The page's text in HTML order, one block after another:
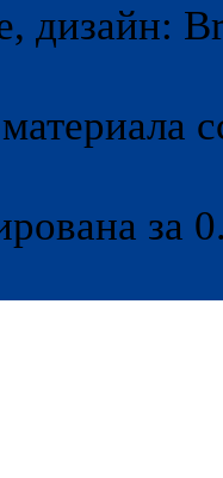
дизайн:
за